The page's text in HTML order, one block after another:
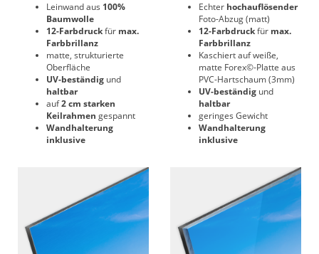
Leinwand aus 100%
Baumwolle
12-Farbdruckfür max.
Farbbrillanz
matte, strukturierte
Oberfläche
UV-beständig und
haltbar
auf2 cm starken
Keilrahmen gespannt
Wandhalterung
inklusive
Echter hochauflösender
Foto-Abzug (matt)
12-Farbdruckfür max.
Farbbrillanz
Kaschiert auf weiße,
matte Forex©-Platte aus
PVC-Hartschaum (3mm)
UV-beständig und
haltbar
geringes Gewicht
Wandhalterung
inklusive